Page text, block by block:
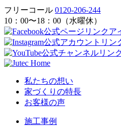
フリーコール 0120-206-244
10：00〜18：00（水曜休）
私たちの想い
家づくりの特長
お客様の声
施工事例